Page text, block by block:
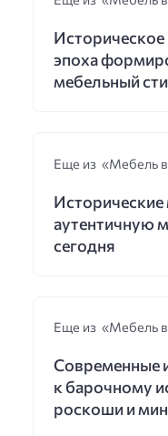
Историческое
эпоха
мебельный
Еще из «Мебель
аутентичную
сегодня
Еще из «Мебель
Современные
к барочному
роскоши и